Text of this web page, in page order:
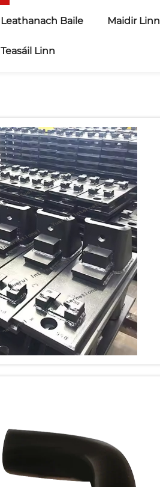
Leathanach Baile Maidir Linn
Teasáil Linn